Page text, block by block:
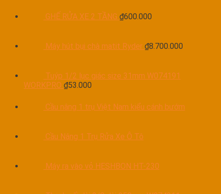
GHẾ RỬA XE 2 TẦNG ₫600.000
Máy hút bụi chà matit Ryder ₫8.700.000
Tuýp 1/2 lục giác size 31mm W074191
WORKPRO ₫53.000
Cầu nâng 1 trụ Việt Nam kiểu cánh bướm
Cầu Nâng 1 Trụ Rửa Xe Ô Tô
Máy ra vào vỏ HESHBON HT-230